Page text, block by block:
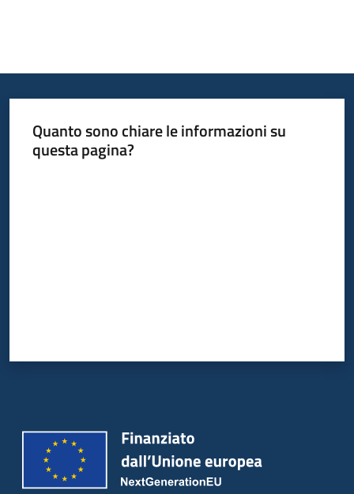
Quanto sono chiare le informazioni su
questa pagina?